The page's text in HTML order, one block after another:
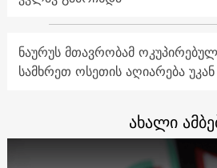
ნაურუს მთავრობამ
სამხრეთ ოსეთის აღიარება უკან
ახალი